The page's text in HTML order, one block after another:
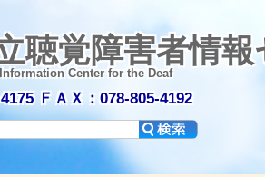
聴覚障害者情
Center for the Deaf
ＦＡＸ：078-805-4192